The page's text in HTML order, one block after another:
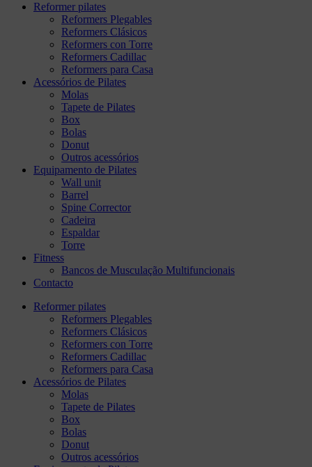
Reformer pilates
Reformers Plegables
Reformers Clásicos
Reformers con Torre
Reformers Cadillac
Reformers para Casa
Acessórios de Pilates
Molas
Tapete de Pilates
Box
Bolas
Donut
Outros acessórios
Equipamento de Pilates
Wall unit
Barrel
Spine Corrector
Cadeira
Espaldar
Torre
Fitness
Bancos de Musculação Multifuncionais
Contacto
Reformer pilates
Reformers Plegables
Reformers Clásicos
Reformers con Torre
Reformers Cadillac
Reformers para Casa
Acessórios de Pilates
Molas
Tapete de Pilates
Box
Bolas
Donut
Outros acessórios